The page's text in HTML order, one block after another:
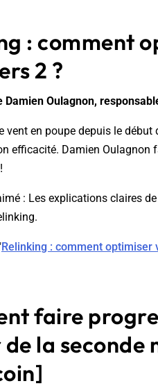
: comment
2 ?
Damien Oulagnon,
vent en poupe depuis le
efficacité. Damien
: Les explications claires
Relinking : comment
faire
la seconde